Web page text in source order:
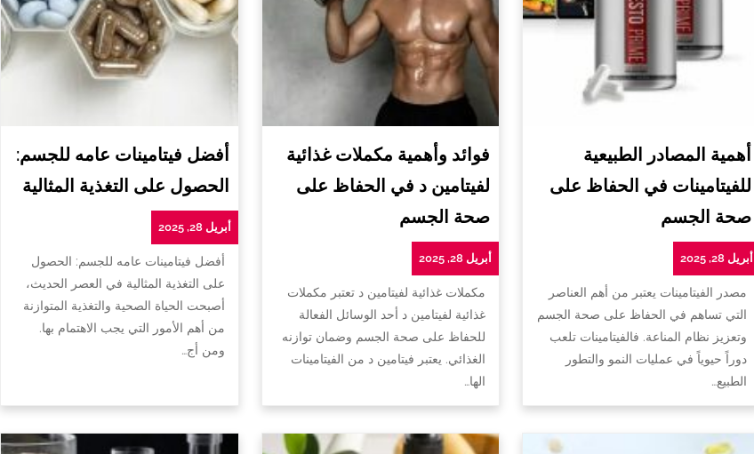
أهمية المصادر الطبيعية
للفيتامينات في الحفاظ على
صحة الجسم
أبريل 28, 2025
مصدر الفيتامينات يعتبر من أهم العناصر
التي تساهم في الحفاظ على صحة الجسم
وتعزيز نظام المناعة. فالفيتامينات تلعب
دوراً حيوياً في عمليات النمو والتطور
الطبيع…
فوائد وأهمية مكملات غذائية
لفيتامين د في الحفاظ على
صحة الجسم
أبريل 28, 2025
مكملات غذائية لفيتامين د تعتبر مكملات
غذائية لفيتامين د أحد الوسائل الفعالة
للحفاظ على صحة الجسم وضمان توازنه
الغذائي. يعتبر فيتامين د من الفيتامينات
الها…
أفضل فيتامينات عامه للجسم:
الحصول على التغذية المثالية
أبريل 28, 2025
أفضل فيتامينات عامه للجسم: الحصول
على التغذية المثالية في العصر الحديث،
أصبحت الحياة الصحية والتغذية المتوازنة
من أهم الأمور التي يجب الاهتمام بها.
ومن أج…